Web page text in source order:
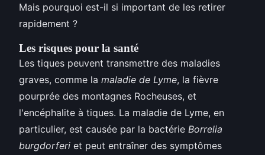
Mais pourquoi est-il si important de les retirer
rapidement ?
Les risques pour la santé
Les tiques peuvent transmettre des maladies
graves, comme la maladie de Lyme, la fièvre
pourprée des montagnes Rocheuses, et
l'encéphalite à tiques. La maladie de Lyme, en
particulier, est causée par la bactérie Borrelia
burgdorferi et peut entraîner des symptômes